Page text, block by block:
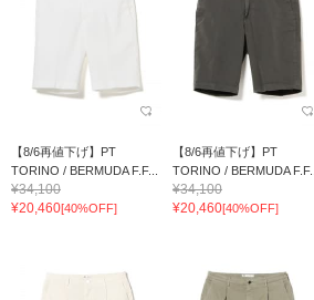
【8/6再値下げ】PT
TORINO / BERMUDA F.F...
¥34,100
¥20,460[40%OFF]
【8/6再値下げ】PT
TORINO / BERMUDA F.F...
¥34,100
¥20,460[40%OFF]